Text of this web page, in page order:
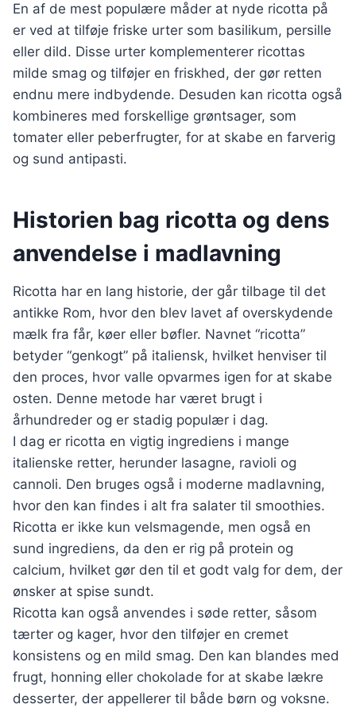
En af de mest populære måder at nyde ricotta på
er ved at tilføje friske urter som basilikum, persille
eller dild. Disse urter komplementerer ricottas
milde smag og tilføjer en friskhed, der gør retten
endnu mere indbydende. Desuden kan ricotta også
kombineres med forskellige grøntsager, som
tomater eller peberfrugter, for at skabe en farverig
og sund antipasti.
Historien bag ricotta og dens
anvendelse i madlavning
Ricotta har en lang historie, der går tilbage til det
antikke Rom, hvor den blev lavet af overskydende
mælk fra får, køer eller bøfler. Navnet “ricotta”
betyder “genkogt” på italiensk, hvilket henviser til
den proces, hvor valle opvarmes igen for at skabe
osten. Denne metode har været brugt i
århundreder og er stadig populær i dag.
I dag er ricotta en vigtig ingrediens i mange
italienske retter, herunder lasagne, ravioli og
cannoli. Den bruges også i moderne madlavning,
hvor den kan findes i alt fra salater til smoothies.
Ricotta er ikke kun velsmagende, men også en
sund ingrediens, da den er rig på protein og
calcium, hvilket gør den til et godt valg for dem, der
ønsker at spise sundt.
Ricotta kan også anvendes i søde retter, såsom
tærter og kager, hvor den tilføjer en cremet
konsistens og en mild smag. Den kan blandes med
frugt, honning eller chokolade for at skabe lækre
desserter, der appellerer til både børn og voksne.